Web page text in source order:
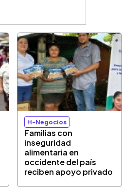
H-Negocios
Familias con
inseguridad
alimentaria en
occidente del país
reciben apoyo privado